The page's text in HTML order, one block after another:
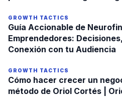
GROWTH TACTICS
Guía Accionable de
Emprendedores:
Conexión con tu Audiencia
GROWTH TACTICS
Cómo hacer crecer un
método de Oriol Cortés |